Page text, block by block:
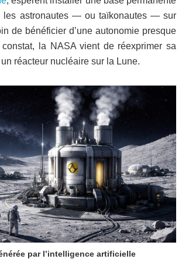
les astronautes — ou taïkonautes — sur
de bénéficier d’une autonomie presque
la NASA vient de réexprimer sa
réacteur nucléaire sur la Lune.
par l’intelligence artificielle